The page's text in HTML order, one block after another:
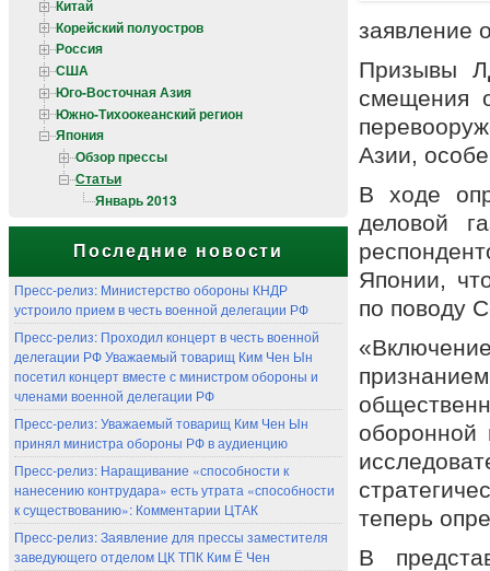
Китай
Корейский полуостров
Россия
США
Юго-Восточная Азия
Южно-Тихоокеанский регион
Япония
Обзор прессы
Статьи
Январь 2013
Последние новости
Пресс-релиз: Министерство обороны КНДР
устроило прием в честь военной делегации РФ
Пресс-релиз: Проходил концерт в честь военной
делегации РФ Уважаемый товарищ Ким Чен Ын
посетил концерт вместе с министром обороны и
членами военной делегации РФ
Пресс-релиз: Уважаемый товарищ Ким Чен Ын
принял министра обороны РФ в аудиенцию
Пресс-релиз: Наращивание «способности к
нанесению контрудара» есть утрата «способности
к существованию»: Комментарии ЦТАК
Пресс-релиз: Заявление для прессы заместителя
заведующего отделом ЦК ТПК Ким Ё Чен
заявление
Призывы
смещения
Азии,
В ходе
деловой
Японии,
по поводу
оборонной
теперь
В